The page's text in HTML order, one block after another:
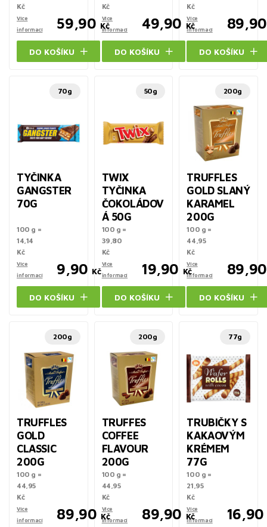
Kč
Více
informací
59,90 Kč
DO KOŠÍKU
Kč
Více
informací
49,90 Kč
DO KOŠÍKU
Kč
Více
informací
89,90
DO KOŠÍKU
70g
TYČINKA
GANGSTER
70G
100 g =
14,14
Kč
Více
informací
9,90 Kč
DO KOŠÍKU
50g
TWIX
TYČINKA
ČOKOLÁDOV
Á 50G
100 g =
39,80
Kč
Více
informací
19,90 Kč
DO KOŠÍKU
200g
TRUFFLES
GOLD SLANÝ
KARAMEL
200G
100 g =
44,95
Kč
Více
informací
89,90
DO KOŠÍKU
200g
TRUFFLES
GOLD
CLASSIC
200G
100 g =
44,95
Kč
Více
informací
89,90 Kč
200g
TRUFFES
COFFEE
FLAVOUR
200G
100 g =
44,95
Kč
Více
informací
89,90 Kč
77g
TRUBIČKY S
KAKAOVÝM
KRÉMEM
77G
100 g =
21,95
Kč
Více
informací
16,90